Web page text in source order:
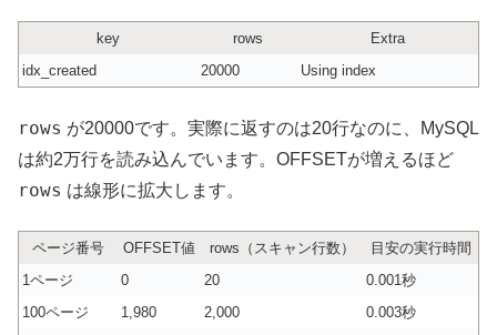
key rows
Extra
idx_created
20000 Using index
rows が20000です。実際に返すのは20行なのに、MySQL
は約2万行を読み込んでいます。OFFSETが増えるほど
rows は線形に拡大します。
ページ番号 OFFSET値 rows（スキャン行数）
目安の実行時間
1ページ
0 20
0.001秒
100ページ
1,980 2,000
0.003秒